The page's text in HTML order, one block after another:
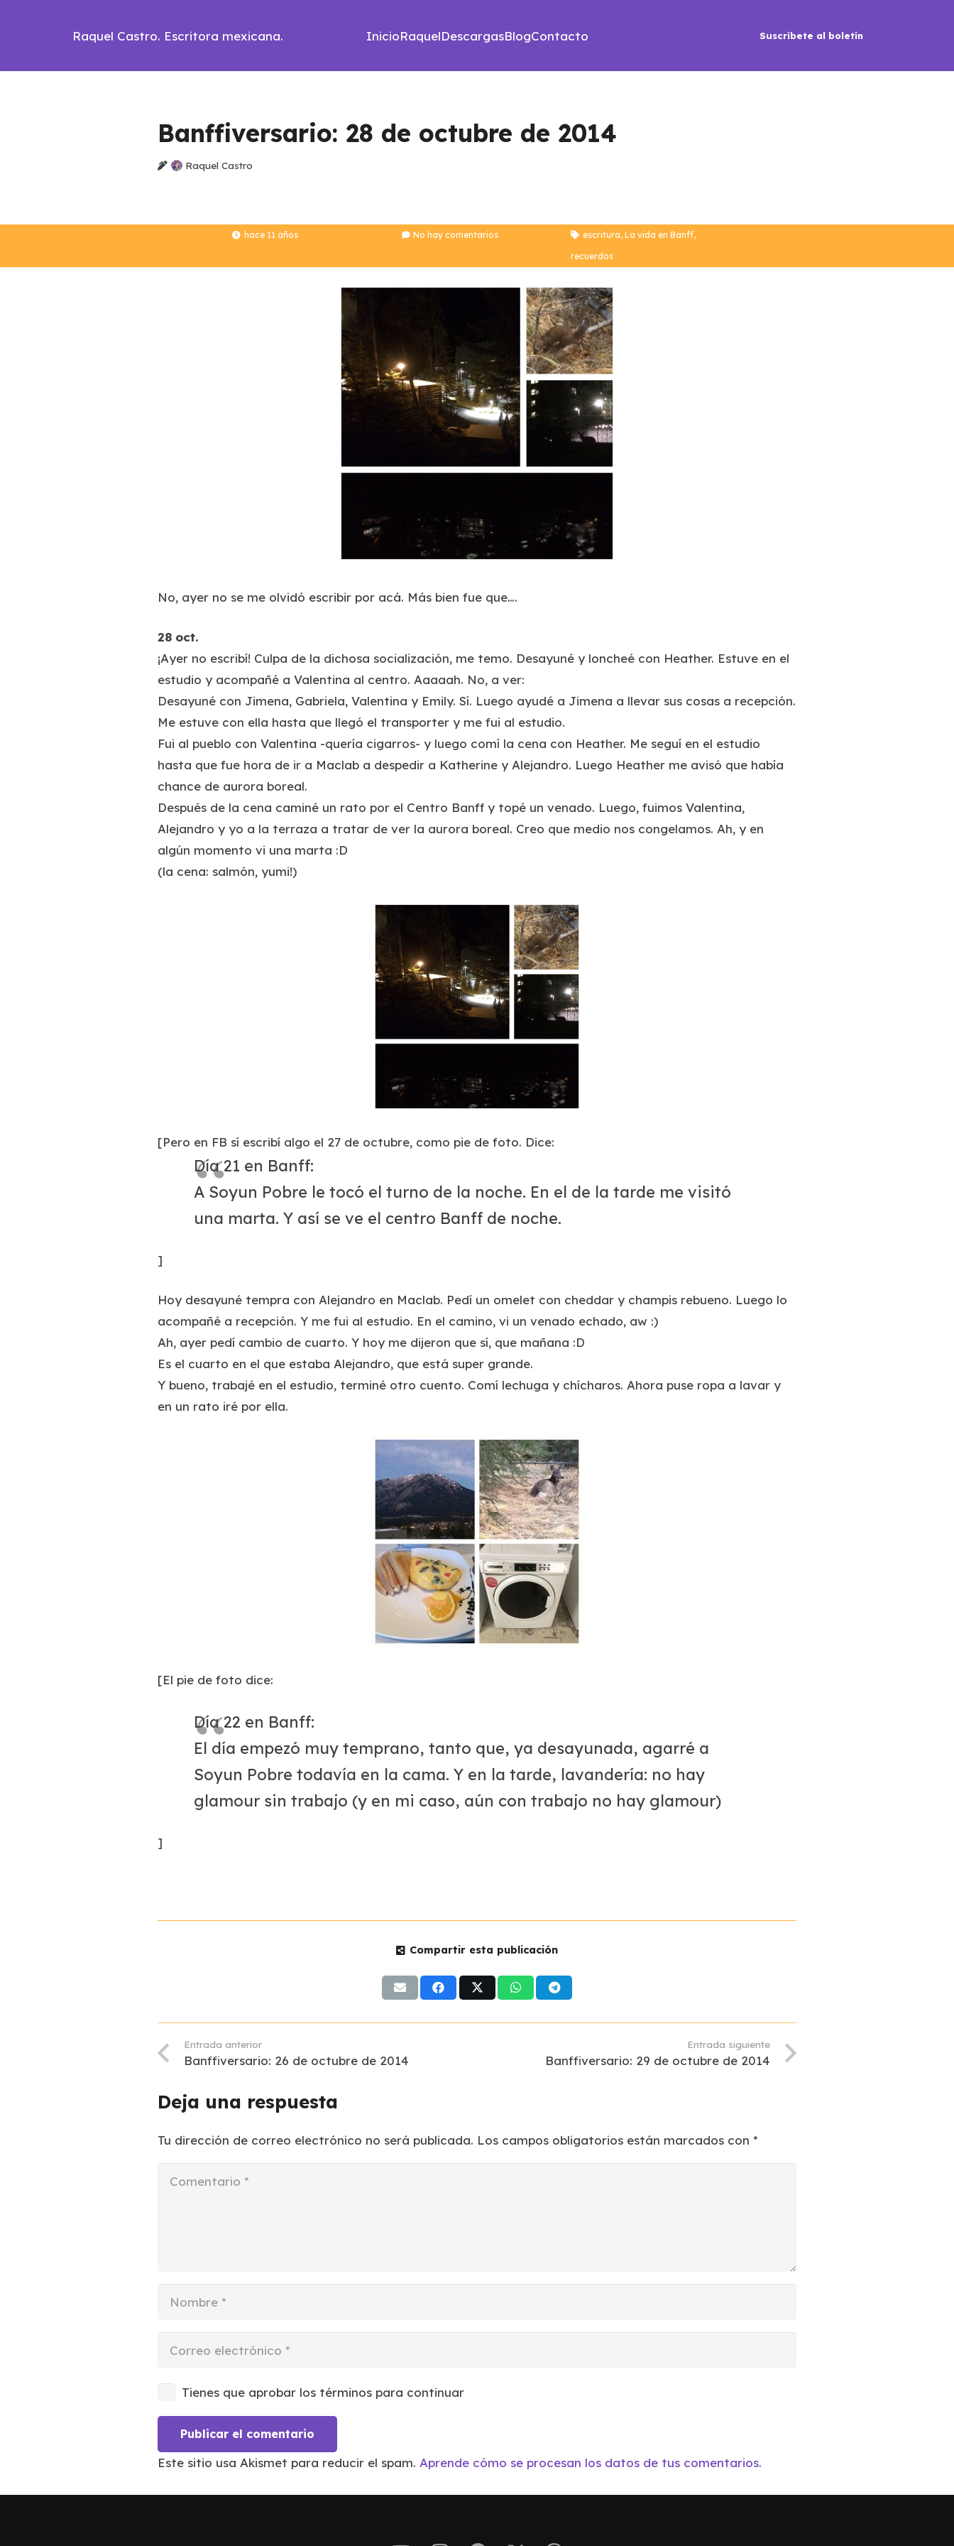
Raquel Castro. Escritora mexicana. InicioRaquelDescargasBlogContacto Suscríbete al boletín
Banffiversario: 28 de octubre de 2014
Raquel Castro
hace 11 años No hay comentarios escritura, La vida en Banff,
recuerdos
No, ayer no se me olvidó escribir por acá. Más bien fue que….
28 oct.
¡Ayer no escribí! Culpa de la dichosa socialización, me temo. Desayuné y loncheé con Heather. Estuve en el
estudio y acompañé a Valentina al centro. Aaaaah. No, a ver:
Desayuné con Jimena, Gabriela, Valentina y Emily. Sí. Luego ayudé a Jimena a llevar sus cosas a recepción.
Me estuve con ella hasta que llegó el transporter y me fui al estudio.
Fui al pueblo con Valentina -quería cigarros- y luego comí la cena con Heather. Me seguí en el estudio
hasta que fue hora de ir a Maclab a despedir a Katherine y Alejandro. Luego Heather me avisó que había
chance de aurora boreal.
Después de la cena caminé un rato por el Centro Banff y topé un venado. Luego, fuimos Valentina,
Alejandro y yo a la terraza a tratar de ver la aurora boreal. Creo que medio nos congelamos. Ah, y en
algún momento vi una marta :D
(la cena: salmón, yumi!)
[Pero en FB sí escribí algo el 27 de octubre, como pie de foto. Dice:
Día 21 en Banff:
A Soyun Pobre le tocó el turno de la noche. En el de la tarde me visitó
una marta. Y así se ve el centro Banff de noche.
]
Hoy desayuné tempra con Alejandro en Maclab. Pedí un omelet con cheddar y champis rebueno. Luego lo
acompañé a recepción. Y me fui al estudio. En el camino, vi un venado echado, aw :)
Ah, ayer pedí cambio de cuarto. Y hoy me dijeron que sí, que mañana :D
Es el cuarto en el que estaba Alejandro, que está super grande.
Y bueno, trabajé en el estudio, terminé otro cuento. Comí lechuga y chícharos. Ahora puse ropa a lavar y
en un rato iré por ella.
[El pie de foto dice:
Día 22 en Banff:
El día empezó muy temprano, tanto que, ya desayunada, agarré a
Soyun Pobre todavía en la cama. Y en la tarde, lavandería: no hay
glamour sin trabajo (y en mi caso, aún con trabajo no hay glamour)
]
Compartir esta publicación
Entrada anterior
Banffiversario: 26 de octubre de 2014
Entrada siguiente
Banffiversario: 29 de octubre de 2014
Deja una respuesta
Tu dirección de correo electrónico no será publicada. Los campos obligatorios están marcados con *
Tienes que aprobar los términos para continuar
Publicar el comentario
Este sitio usa Akismet para reducir el spam. Aprende cómo se procesan los datos de tus comentarios.